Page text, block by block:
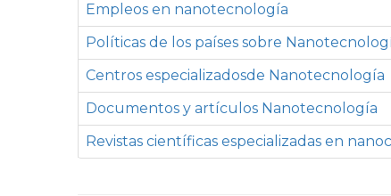
Empleos en nanotecnología
Políticas de los países sobre
Centros especializadosde Nanotecnología
Documentos y artículos Nanotecnología
Revistas científicas especializadas en